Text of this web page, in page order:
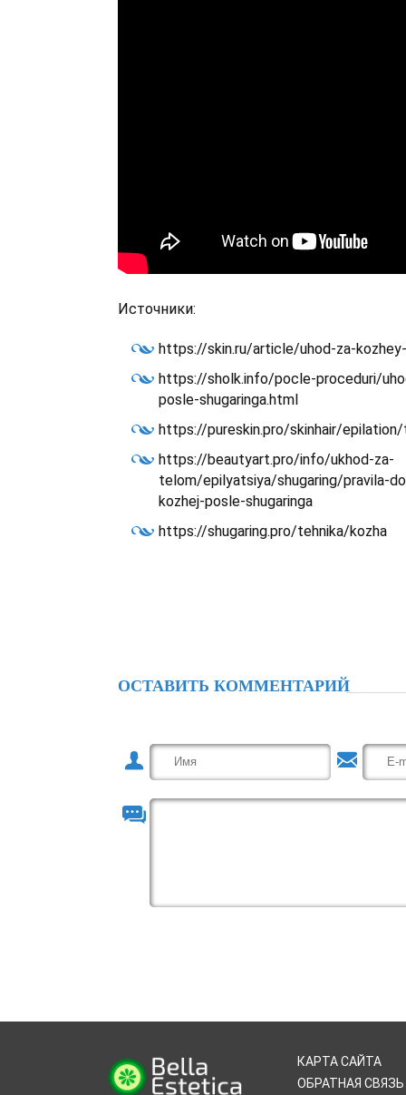
Источники:
https://skin.ru/article/uhod-za-
https://sholk.info/pocle-proceduri/
posle-shugaringa.html
https://pureskin.pro/skinhair/
https://beautyart.pro/info/ukhod-za-
telom/epilyatsiya/shugaring/pravila-
kozhej-posle-shugaringa
https://shugaring.pro/tehnika/kozha
ОСТАВИТЬ КОММЕНТАРИЙ
КАРТА САЙТА
ОБРАТНАЯ СВЯЗЬ